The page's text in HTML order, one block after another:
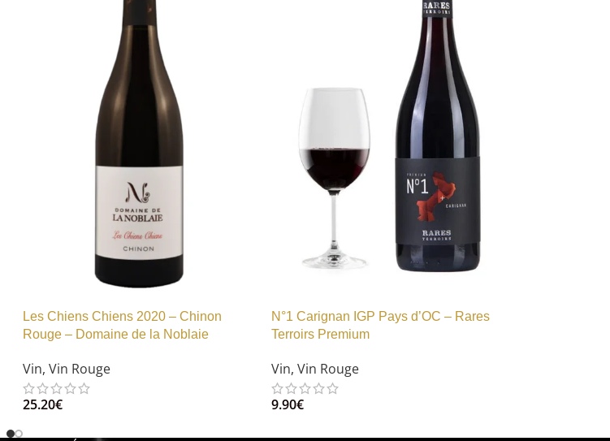
Les Chiens Chiens 2020 – Chinon
Rouge – Domaine de la Noblaie
Vin, Vin Rouge
25.20€
N°1 Carignan IGP Pays d’OC – Rares
Terroirs Premium
Vin, Vin Rouge
9.90€